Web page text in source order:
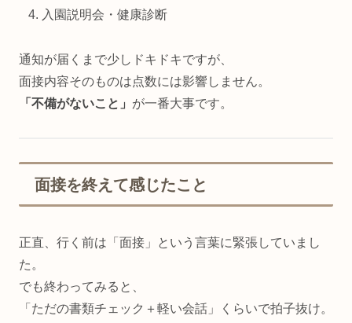
入園説明会・健康診断
通知が届くまで少しドキドキですが、
面接内容そのものは点数には影響しません。
「不備がないこと」 が一番大事です。
面接を終えて感じたこと
正直、行く前は「面接」という言葉に緊張していまし
た。
でも終わってみると、
「ただの書類チェック＋軽い会話」くらいで拍子抜け。